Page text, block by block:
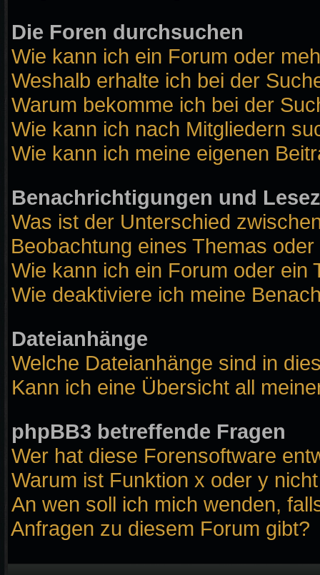
Die Foren durchsuchen
Wie kann ich ein Forum oder
Weshalb erhalte ich bei der
Warum bekomme ich bei der
Wie kann ich nach Mitgliedern
Wie kann ich meine eigenen
Benachrichtigungen und
Was ist der Unterschied
Beobachtung eines Themas
Wie kann ich ein Forum oder ein
Wie deaktiviere ich meine
Dateianhänge
Welche Dateianhänge sind in
Kann ich eine Übersicht all
phpBB3 betreffende Fragen
Wer hat diese Forensoftware
Warum ist Funktion x oder y
An wen soll ich mich wenden,
Anfragen zu diesem Forum gibt?